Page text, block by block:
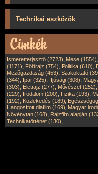
Technikai eszközök
Ismeretterjesztő (2723), Mese (1554),
(1171), Földrajz (754), Politika (610),
Mezőgazdaság (453), Szakoktató
(344), Ipar (325), Ifjúsági (308),
(303), Életrajz (277), Művészet (252),
(229), Irodalom (200), Fizika (193),
(192), Közlekedés (189),
Hangosított diafilm (169), Magyar
Növénytan (168), Rajzfilm alapján
Technikatörténet (130),